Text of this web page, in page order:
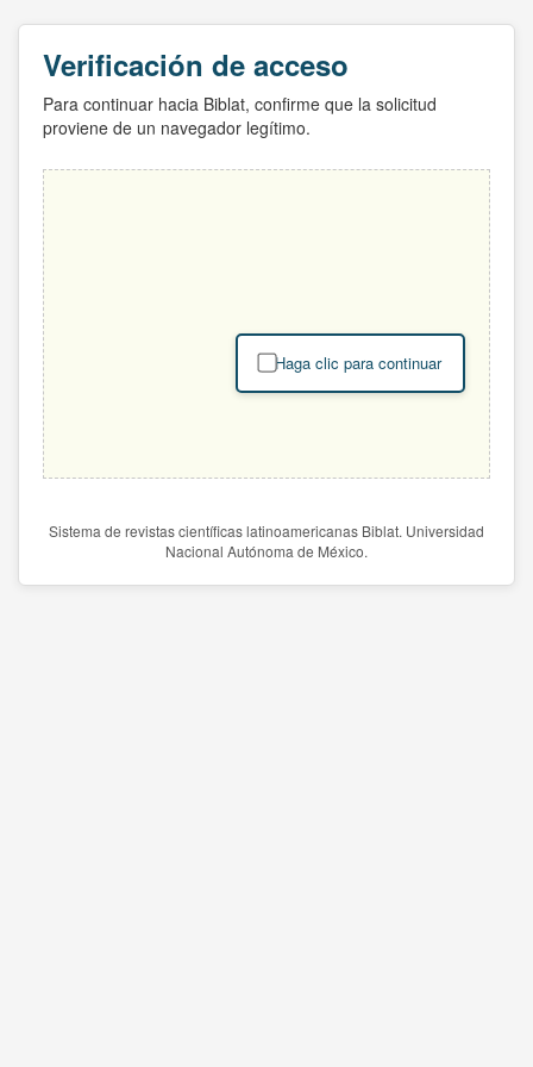
Verificación de acceso
Para continuar hacia Biblat, confirme que la solicitud
proviene de un navegador legítimo.
Haga clic para continuar
Sistema de revistas científicas latinoamericanas Biblat. Universidad
Nacional Autónoma de México.